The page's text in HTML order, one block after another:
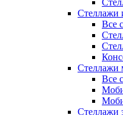
Стеллажи
Все
Стеллажи
Все
Стеллажи